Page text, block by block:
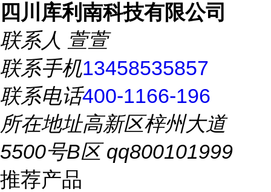
四川库利南科技有限公司
联系人 萱萱
联系手机13458535857
联系电话400-1166-196
所在地址高新区梓州大道
5500号B区 qq800101999
推荐产品